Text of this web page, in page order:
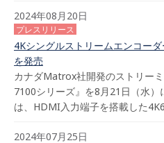
2024年08月20日
プレスリリース
4Kシングルストリームエンコー
を発売
カナダMatrox社開発のストリー
7100シリーズ』を8月21日（水
は、HDMI入力端子を搭載した
2024年07月25日